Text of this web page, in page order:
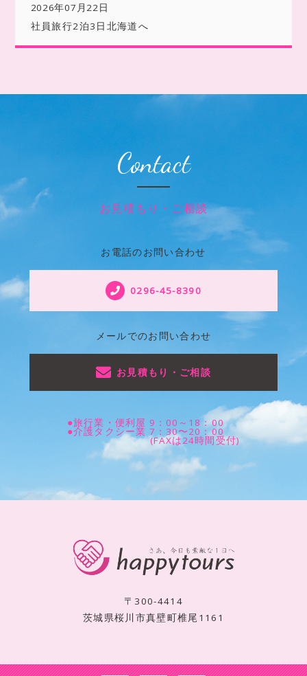
2026年07月22日
社員旅行2泊3日北海道へ
Contact
お見積もり・ご相談
お電話のお問い合わせ
0296-45-8390
メールでのお問い合わせ
お見積もり・ご相談
●旅行業・便利屋 9：00～18：00
●介護タクシー業 7：30〜20：00
(FAXは24時間受付)
〒300-4414
茨城県桜川市真壁町椎尾1161